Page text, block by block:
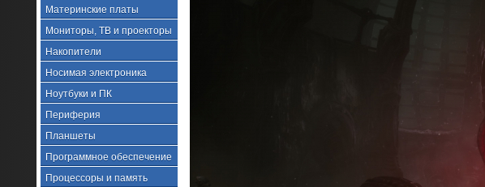
Материнские платы
Мониторы, ТВ и проекторы
Накопители
Носимая электроника
Ноутбуки и ПК
Периферия
Планшеты
Программное обеспечение
Процессоры и память